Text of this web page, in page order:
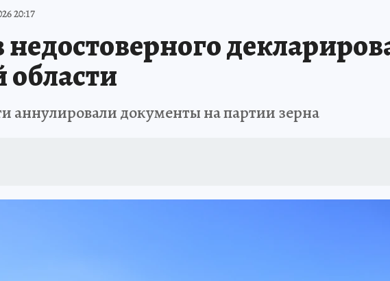
20:17
недостоверного
области
аннулировали документы на партии зерна